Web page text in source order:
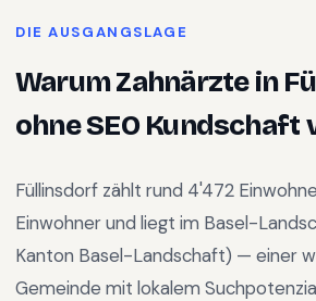
DIE AUSGANGSLAGE
WarumZahnärztein
ohne SEO Kundschaft
Füllinsdorf zählt rund 4'472
Einwohner und liegt im Basel-
Kanton Basel-Landschaft) — einer
Gemeinde mit lokalem